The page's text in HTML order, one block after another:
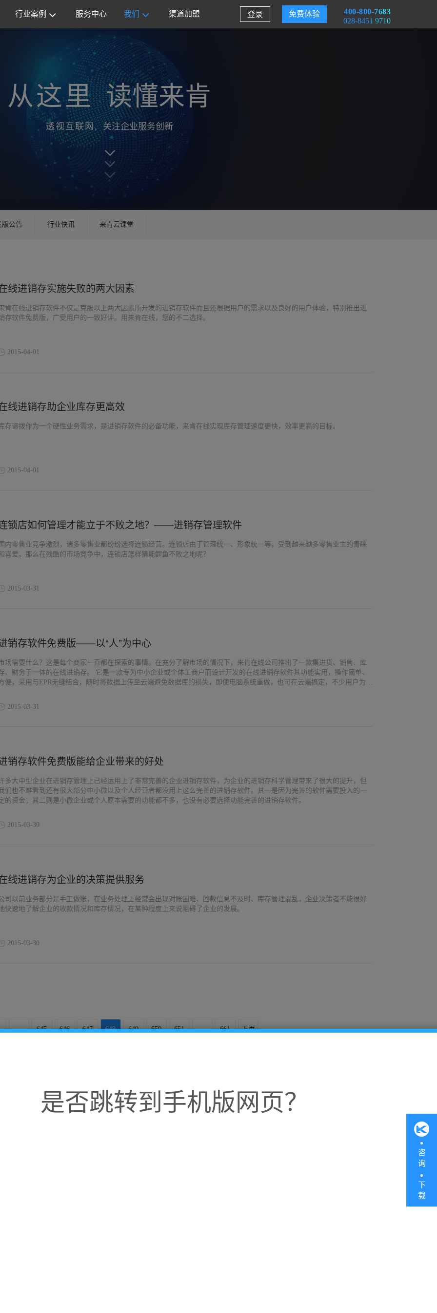
是否跳转到手机版网页？
登录 免费体验
400-800-7683
028-8451 9710
行业案例 服务中心 我们 渠道加盟
从这里 读懂来肯
透视互联网, 关注企业服务创新
版公告 行业快讯 来肯云课堂
线进销存实施失败的两大因素
肯在线进销存软件不仅是克服以上两大因素所开发的进销存软件而且还根据用户的需求以及良好的用户体验，特别推出进
存软件免费版，广受用户的一致好评。用来肯在线，您的不二选择。
2015-04-01
线进销存助企业库存更高效
存调拨作为一个硬性业务需求，是进销存软件的必备功能，来肯在线实现库存管理速度更快，效率更高的目标。
2015-04-01
锁店如何管理才能立于不败之地？——进销存管理软件
内零售业竞争激烈，诸多零售业都纷纷选择连锁经营。连锁店由于管理统一、形象统一等，受到越来越多零售业主的青睐
喜爱。那么在残酷的市场竞争中，连锁店怎样猜能鲤鱼不败之地呢？
2015-03-31
销存软件免费版——以“人”为中心
场需要什么？这是每个商家一直都在探索的事情。在充分了解市场的情况下，来肯在线公司推出了一款集进货、销售、库
、财务于一体的在线进销存。 它是一款专为中小企业或个体工商户而设计开发的在线进销存软件其功能实用，操作简单、
便，采用与EPR无缝结合，随时将数据上传至云端避免数据库的损失，即使电脑系统重做，也可在云端搞定，不少用户为之
2015-03-31
销存软件免费版能给企业带来的好处
多大中型企业在进销存管理上已经运用上了非常完善的企业进销存软件，为企业的进销存科学管理带来了很大的提升，但
们也不难看到还有很大部分中小微以及个人经营者都没用上这么完善的进销存软件。其一是因为完善的软件需要投入的一
的资金；其二则是小微企业或个人原本需要的功能都不多，也没有必要选择功能完善的进销存软件。
2015-03-30
线进销存为企业的决策提供服务
司以前业务部分是手工做账，在业务处理上经常会出现对账困难、回款信息不及时、库存管理混乱，企业决策者不能很好
快速地了解企业的收款情况和库存情况，在某种程度上来说阻碍了企业的发展。
2015-03-30
... 645 646 647 648 649 650 651 ... 661 下页
咨
询
下
载
超2,600,000家企业 正在使用来肯云商